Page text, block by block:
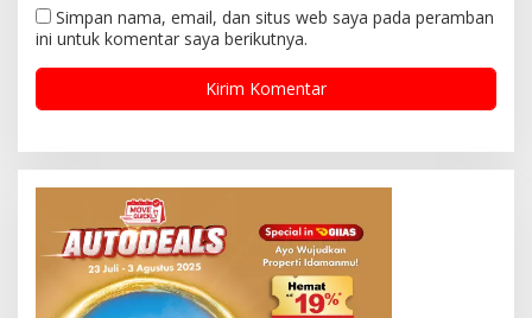
Simpan nama, email, dan situs web saya pada peramban
ini untuk komentar saya berikutnya.